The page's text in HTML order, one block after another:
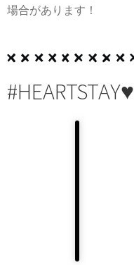
場合があります！
#HEARTSTAY♥